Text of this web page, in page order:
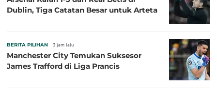
Dublin, Tiga Catatan Besar untuk Arteta
BERITA PILIHAN 3 jam lalu
Manchester City Temukan Suksesor
James Trafford di Liga Prancis